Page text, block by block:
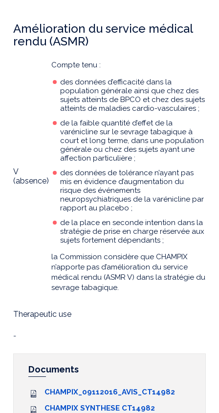
Amélioration du service médical
rendu (ASMR)
V
(absence)
Compte tenu :
des données d’efficacité dans la
population générale ainsi que chez des
sujets atteints de BPCO et chez des sujets
atteints de maladies cardio-vasculaires ;
de la faible quantité d’effet de la
varénicline sur le sevrage tabagique à
court et long terme, dans une population
générale ou chez des sujets ayant une
affection particulière ;
des données de tolérance n’ayant pas
mis en évidence d’augmentation du
risque des événements
neuropsychiatriques de la varénicline par
rapport au placebo ;
de la place en seconde intention dans la
stratégie de prise en charge réservée aux
sujets fortement dépendants ;
la Commission considère que CHAMPIX
n’apporte pas d’amélioration du service
médical rendu (ASMR V) dans la stratégie du
sevrage tabagique.
Therapeutic use
-
Documents
CHAMPIX_09112016_AVIS_CT14982
CHAMPIX SYNTHESE CT14982